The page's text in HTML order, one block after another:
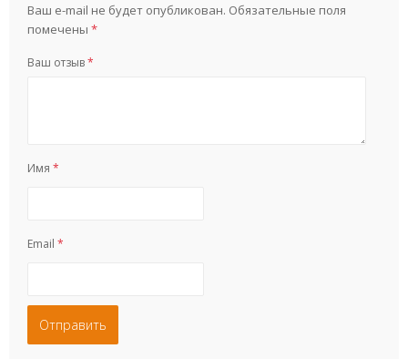
Ваш e-mail не будет опубликован. Обязательные поля
помечены *
Ваш отзыв*
Имя *
Email *